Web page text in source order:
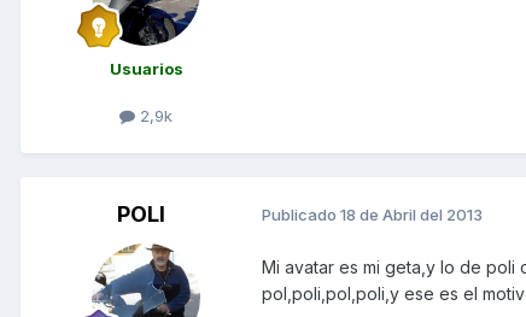
Usuarios
2,9k
POLI Publicado 18 de Abril del 2013
Mi avatar es mi geta,y lo de poli
pol,poli,pol,poli,y ese es el